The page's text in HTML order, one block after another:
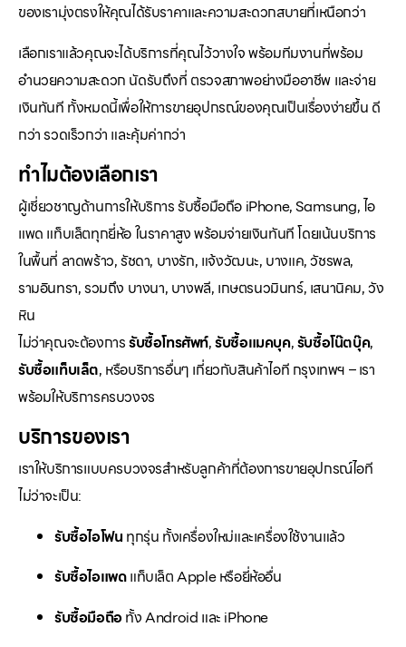
ของเรามุ่งตรงให้คุณได้รับราคาและความสะดวกสบายที่เหนือกว่า
เลือกเราแล้วคุณจะได้บริการที่คุณไว้วางใจ พร้อมทีมงานที่พร้อม
อำนวยความสะดวก นัดรับถึงที่ ตรวจสภาพอย่างมืออาชีพ และจ่าย
เงินทันที ทั้งหมดนี้เพื่อให้การขายอุปกรณ์ของคุณเป็นเรื่องง่ายขึ้น ดี
กว่า รวดเร็วกว่า และคุ้มค่ากว่า
ทำไมต้องเลือกเรา
ผู้เชี่ยวชาญด้านการให้บริการ รับซื้อมือถือ iPhone, Samsung, ไอ
แพด แท็บเล็ตทุกยี่ห้อ ในราคาสูง พร้อมจ่ายเงินทันที โดยเน้นบริการ
ในพื้นที่ ลาดพร้าว, รัชดา, บางรัก, แจ้งวัฒนะ, บางแค, วัชรพล,
รามอินทรา, รวมถึง บางนา, บางพลี, เกษตรนวมินทร์, เสนานิคม, วัง
หิน
ไม่ว่าคุณจะต้องการรับซื้อโทรศัพท์,รับซื้อแมคบุค,รับซื้อโน๊ตบุ๊ค,
รับซื้อแท็บเล็ต, หรือบริการอื่นๆ เกี่ยวกับสินค้าไอที กรุงเทพฯ – เรา
พร้อมให้บริการครบวงจร
บริการของเรา
เราให้บริการแบบครบวงจรสำหรับลูกค้าที่ต้องการขายอุปกรณ์ไอที
ไม่ว่าจะเป็น:
รับซื้อไอโฟน ทุกรุ่น ทั้งเครื่องใหม่และเครื่องใช้งานแล้ว
รับซื้อไอแพดแท็บเล็ต Apple หรือยี่ห้ออื่น
รับซื้อมือถือทั้ง Android และ iPhone